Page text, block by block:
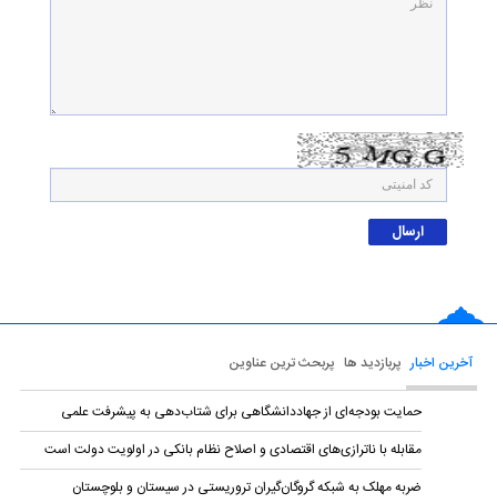
آخرین اخبار پربازدید ها پربحث ترین عناوین
حمایت بودجه‌ای از جهاددانشگاهی برای شتاب‌دهی به پیشرفت علمی
مقابله با ناترازی‌های اقتصادی و اصلاح نظام بانکی در اولویت دولت است
ضربه مهلک به شبکه گروگان‌گیران تروریستی در سیستان و بلوچستان